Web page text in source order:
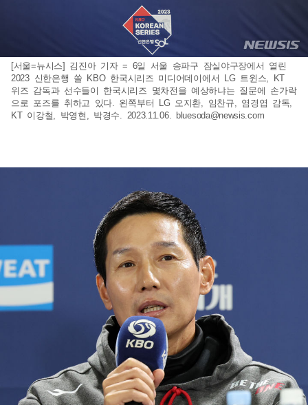
[서울=뉴시스] 김진아 기자 = 6일 서울 송파구 잠실야구장에서 열린
2023 신한은행 쏠 KBO 한국시리즈 미디어데이에서 LG 트윈스, KT
위즈 감독과 선수들이 한국시리즈 몇차전을 예상하냐는 질문에 손가락
으로 포즈를 취하고 있다. 왼쪽부터 LG 오지환, 임찬규, 염경엽 감독,
KT 이강철, 박영현, 박경수. 2023.11.06.
bluesoda@newsis.com